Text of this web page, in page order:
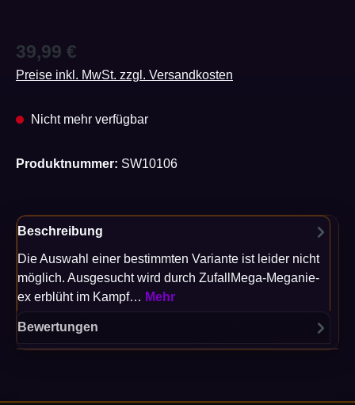
Regulärer Preis:
39,99 €
Preise inkl. MwSt. zzgl. Versandkosten
Nicht mehr verfügbar
Produktnummer: SW10106
Beschreibung
Die Auswahl einer bestimmten Variante ist leider nicht
möglich. Ausgesucht wird durch ZufallMega-Meganie-
ex erblüht im Kampf… Mehr
Bewertungen